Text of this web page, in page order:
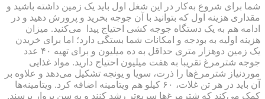
شما برای شروع به‌کار در این شغل اول باید یک زمین داشته باشید و
مقداری هزینه اول که بتوانید با آن جوجه بخرید و پرورش دهید و در
ادامه هم به یک دستگاه جوجه کشی احتیاج پیدا می‌کنید. میزان
هزینه اولیه به بودجه و امکانات شما بستگی دارد؛ اما برای خریدن
یک زمین دوهزار متری حداقل به ده میلیون و برای تهیه ۴۰ عدد
جوجه‌ شترمرغ تقریبا به هفت میلیون احتیاج دارید. مواد غذایی
موردنیاز شترمرغ‌ها را ذرت، سویا و یونجه تشکیل می‌دهد و علاوه بر
آن باید در هر تن غلات، ۶۰ کیلو هم ویتامینه اضافه کرد. ویتامینه‌ها
کمک می‌کند که شترمرغ‌ها سریع‌تر رشد کنند و به سن پروار برسند.